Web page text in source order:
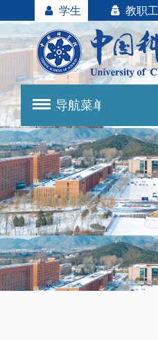
学生 教职工